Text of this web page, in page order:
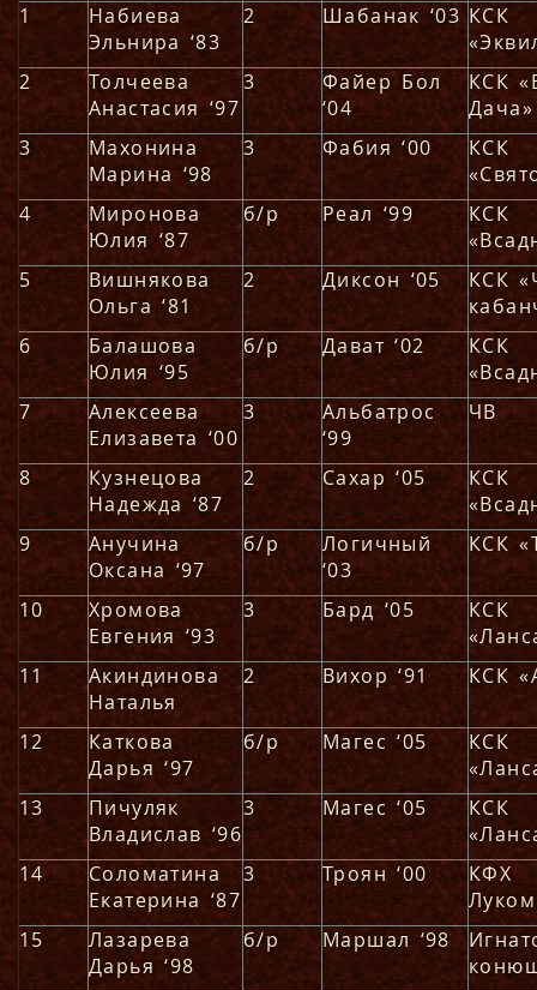
1
Набиева
Эльнира ‘83
2 Шабанак ‘03 КСК
2
Толчеева
Анастасия ‘97
3
Файер Бол
‘04
КСК
Дача»
3
Махонина
Марина ‘98
3 Фабия ‘00
КСК
4
Миронова
Юлия ‘87
б/р Реал ‘99
КСК
5
Вишнякова
Ольга ‘81
2 Диксон ‘05
КСК
6
Балашова
Юлия ‘95
б/р Дават ‘02
КСК
7
Алексеева
Елизавета ‘00
3
Альбатрос
‘99
ЧВ
8
Кузнецова
Надежда ‘87
2 Сахар ‘05
КСК
9
Анучина
Оксана ‘97
б/р
Логичный
‘03
КСК
10
Хромова
Евгения ‘93
3 Бард ‘05
КСК
11
Акиндинова
Наталья
2 Вихор ‘91 КСК
12
Каткова
Дарья ‘97
б/р Магес ‘05
КСК
13
Пичуляк
Владислав ‘96
3 Магес ‘05
КСК
14
Соломатина
Екатерина ‘87
3 Троян ‘00
КФХ
15
Лазарева
Дарья ‘98
б/р Маршал ‘98